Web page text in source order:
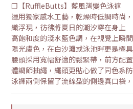
❐【RuffleButts】藍風灣變色泳褲
運用獨家感水工藝，乾燥時低調時尚
織浮現，彷彿將夏日的潮汐穿在身上
高飽和度的淺水藍色調，在視覺上瞬
陽光膚色，在白沙灘或泳池畔更是極
腰頭採用寬幅舒適的鬆緊帶，前方配
體調節抽繩，繩頭更貼心做了同色系
泳褲兩側保留了流線型的側邊真口袋